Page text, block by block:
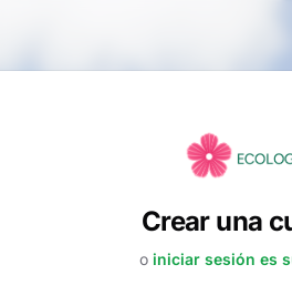
Crear una
o iniciar sesión es